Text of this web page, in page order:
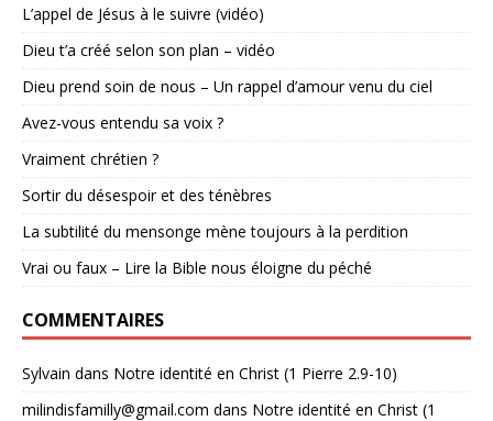
L’appel de Jésus à le suivre (vidéo)
Dieu t’a créé selon son plan – vidéo
Dieu prend soin de nous – Un rappel d’amour venu du ciel
Avez-vous entendu sa voix ?
Vraiment chrétien ?
Sortir du désespoir et des ténèbres
La subtilité du mensonge mène toujours à la perdition
Vrai ou faux – Lire la Bible nous éloigne du péché
COMMENTAIRES
Sylvain dans Notre identité en Christ (1 Pierre 2.9-10)
milindisfamilly@gmail.com dans Notre identité en Christ (1